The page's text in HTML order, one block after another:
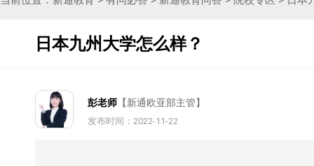
日本九州大学怎么样？
彭老师 【新通欧亚部主管】
发布时间：2022-11-22